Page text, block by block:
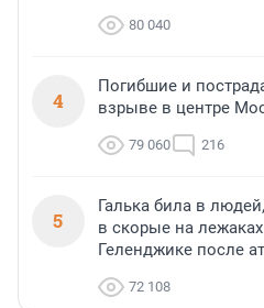
80 040
4
Погибшие и
взрыве в центре
79 060 216
5
Галька била в
в скорые на
Геленджике после
72 108